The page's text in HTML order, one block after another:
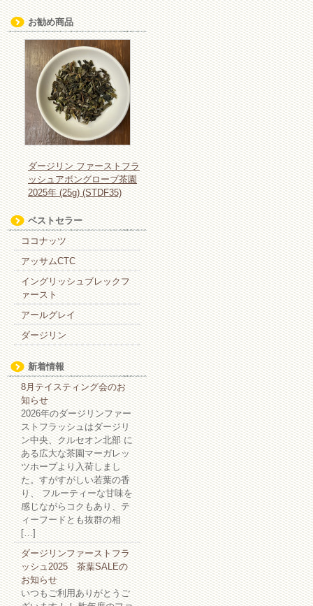
お勧め商品
ダージリン ファーストフラ
ッシュアボングローブ茶園
2025年 (25g) (STDF35)
ベストセラー
ココナッツ
アッサムCTC
イングリッシュブレックフ
ァースト
アールグレイ
ダージリン
新着情報
8月テイスティング会のお
知らせ
2026年のダージリンファー
ストフラッシュはダージリ
ン中央、クルセオン北部 に
ある広大な茶園マーガレッ
ツホープより入荷しまし
た。すがすがしい若葉の香
り、 フルーティーな甘味を
感じながらコクもあり、テ
ィーフードとも抜群の相
[…]
ダージリンファーストフラ
ッシュ2025 茶葉SALEの
お知らせ
いつもご利用ありがとうご